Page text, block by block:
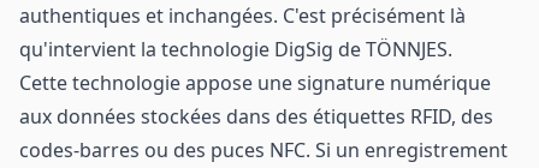
authentiques et inchangées. C'est précisément là
qu'intervient la technologie DigSig de TÖNNJES.
Cette technologie appose une signature numérique
aux données stockées dans des étiquettes RFID, des
codes-barres ou des puces NFC. Si un enregistrement